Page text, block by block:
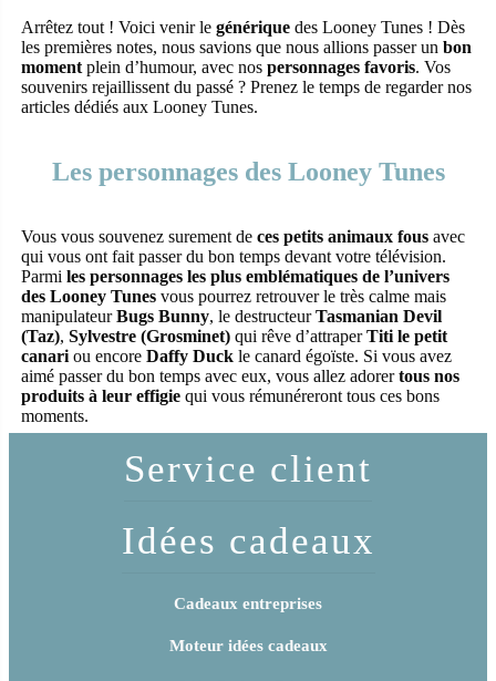
41 – Collector 100
ans de la Warner
Arrêtez tout ! Voici venir legénérique des Looney Tunes ! Dès
les premières notes, nous savions que nous allions passer unbon
moment plein d’humour, avec nospersonnages favoris. Vos
souvenirs rejaillissent du passé ? Prenez le temps de regarder nos
articles dédiés aux Looney Tunes.
Les personnages des Looney Tunes
Vous vous souvenez surement de ces petits animaux fous avec
qui vous ont fait passer du bon temps devant votre télévision.
Parmiles personnages les plus emblématiques de l’univers
des Looney Tunes vous pourrez retrouver le très calme mais
manipulateurBugs Bunny, le destructeurTasmanian Devil
(Taz),Sylvestre (Grosminet) qui rêve d’attraperTiti le petit
canari ou encoreDaffy Duck le canard égoïste. Si vous avez
aimé passer du bon temps avec eux, vous allez adorertous nos
produits à leur effigie qui vous rémunéreront tous ces bons
moments.
Service client
Idées cadeaux
Cadeaux entreprises
Moteur idées cadeaux